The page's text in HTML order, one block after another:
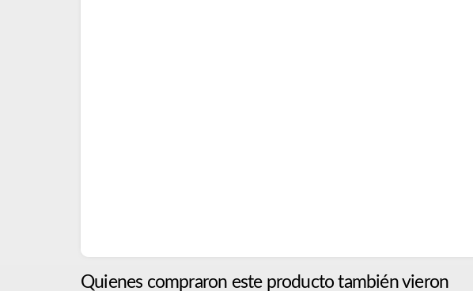
Quienes compraron este producto también vieron